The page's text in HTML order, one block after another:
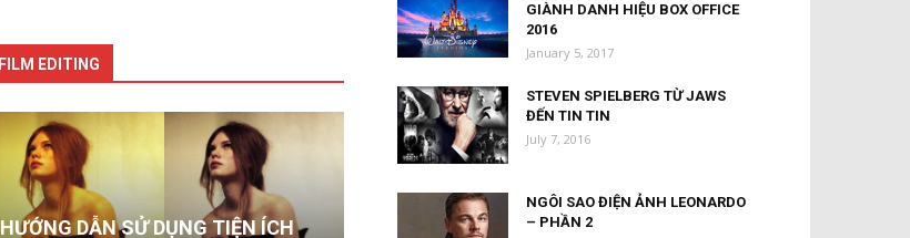
FILM EDITING
HƯỚNG DẪN SỬ DỤNG TIỆN ÍCH
GIÀNH DANH HIỆU BOX OFFICE
2016
January 5, 2017
STEVEN SPIELBERG TỪ JAWS
ĐẾN TIN TIN
July 7, 2016
NGÔI SAO ĐIỆN ẢNH LEONARDO
– PHẦN 2